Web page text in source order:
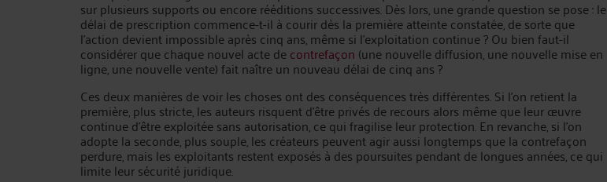
sur plusieurs supports ou encore rééditions successives. Dès lors, une grande question se pose : le
délai de prescription commence-t-il à courir dès la première atteinte constatée, de sorte que
l’action devient impossible après cinq ans, même si l’exploitation continue ? Ou bien faut-il
considérer que chaque nouvel acte decontrefaçon (une nouvelle diffusion, une nouvelle mise en
ligne, une nouvelle vente) fait naître un nouveau délai de cinq ans ?
Ces deux manières de voir les choses ont des conséquences très différentes. Si l’on retient la
première, plus stricte, les auteurs risquent d’être privés de recours alors même que leur œuvre
continue d’être exploitée sans autorisation, ce qui fragilise leur protection. En revanche, si l’on
adopte la seconde, plus souple, les créateurs peuvent agir aussi longtemps que la contrefaçon
perdure, mais les exploitants restent exposés à des poursuites pendant de longues années, ce qui
limite leur sécurité juridique.